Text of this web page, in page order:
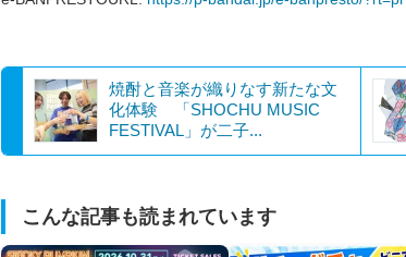
焼酎と音楽が織りなす新たな文
化体験 「SHOCHU MUSIC
FESTIVAL」が二子...
こんな記事も読まれています